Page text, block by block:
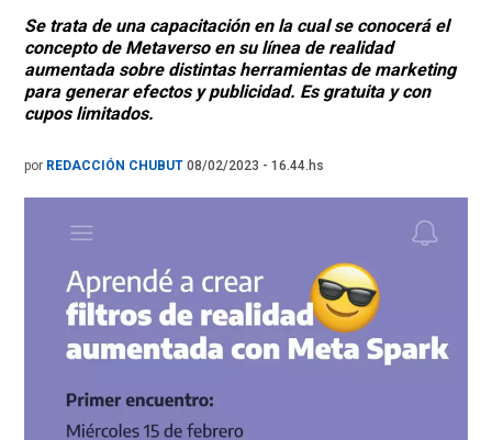
Se trata de una capacitación en la cual se conocerá el
concepto de Metaverso en su línea de realidad
aumentada sobre distintas herramientas de marketing
para generar efectos y publicidad. Es gratuita y con
cupos limitados.
por REDACCIÓN CHUBUT 08/02/2023 - 16.44.hs